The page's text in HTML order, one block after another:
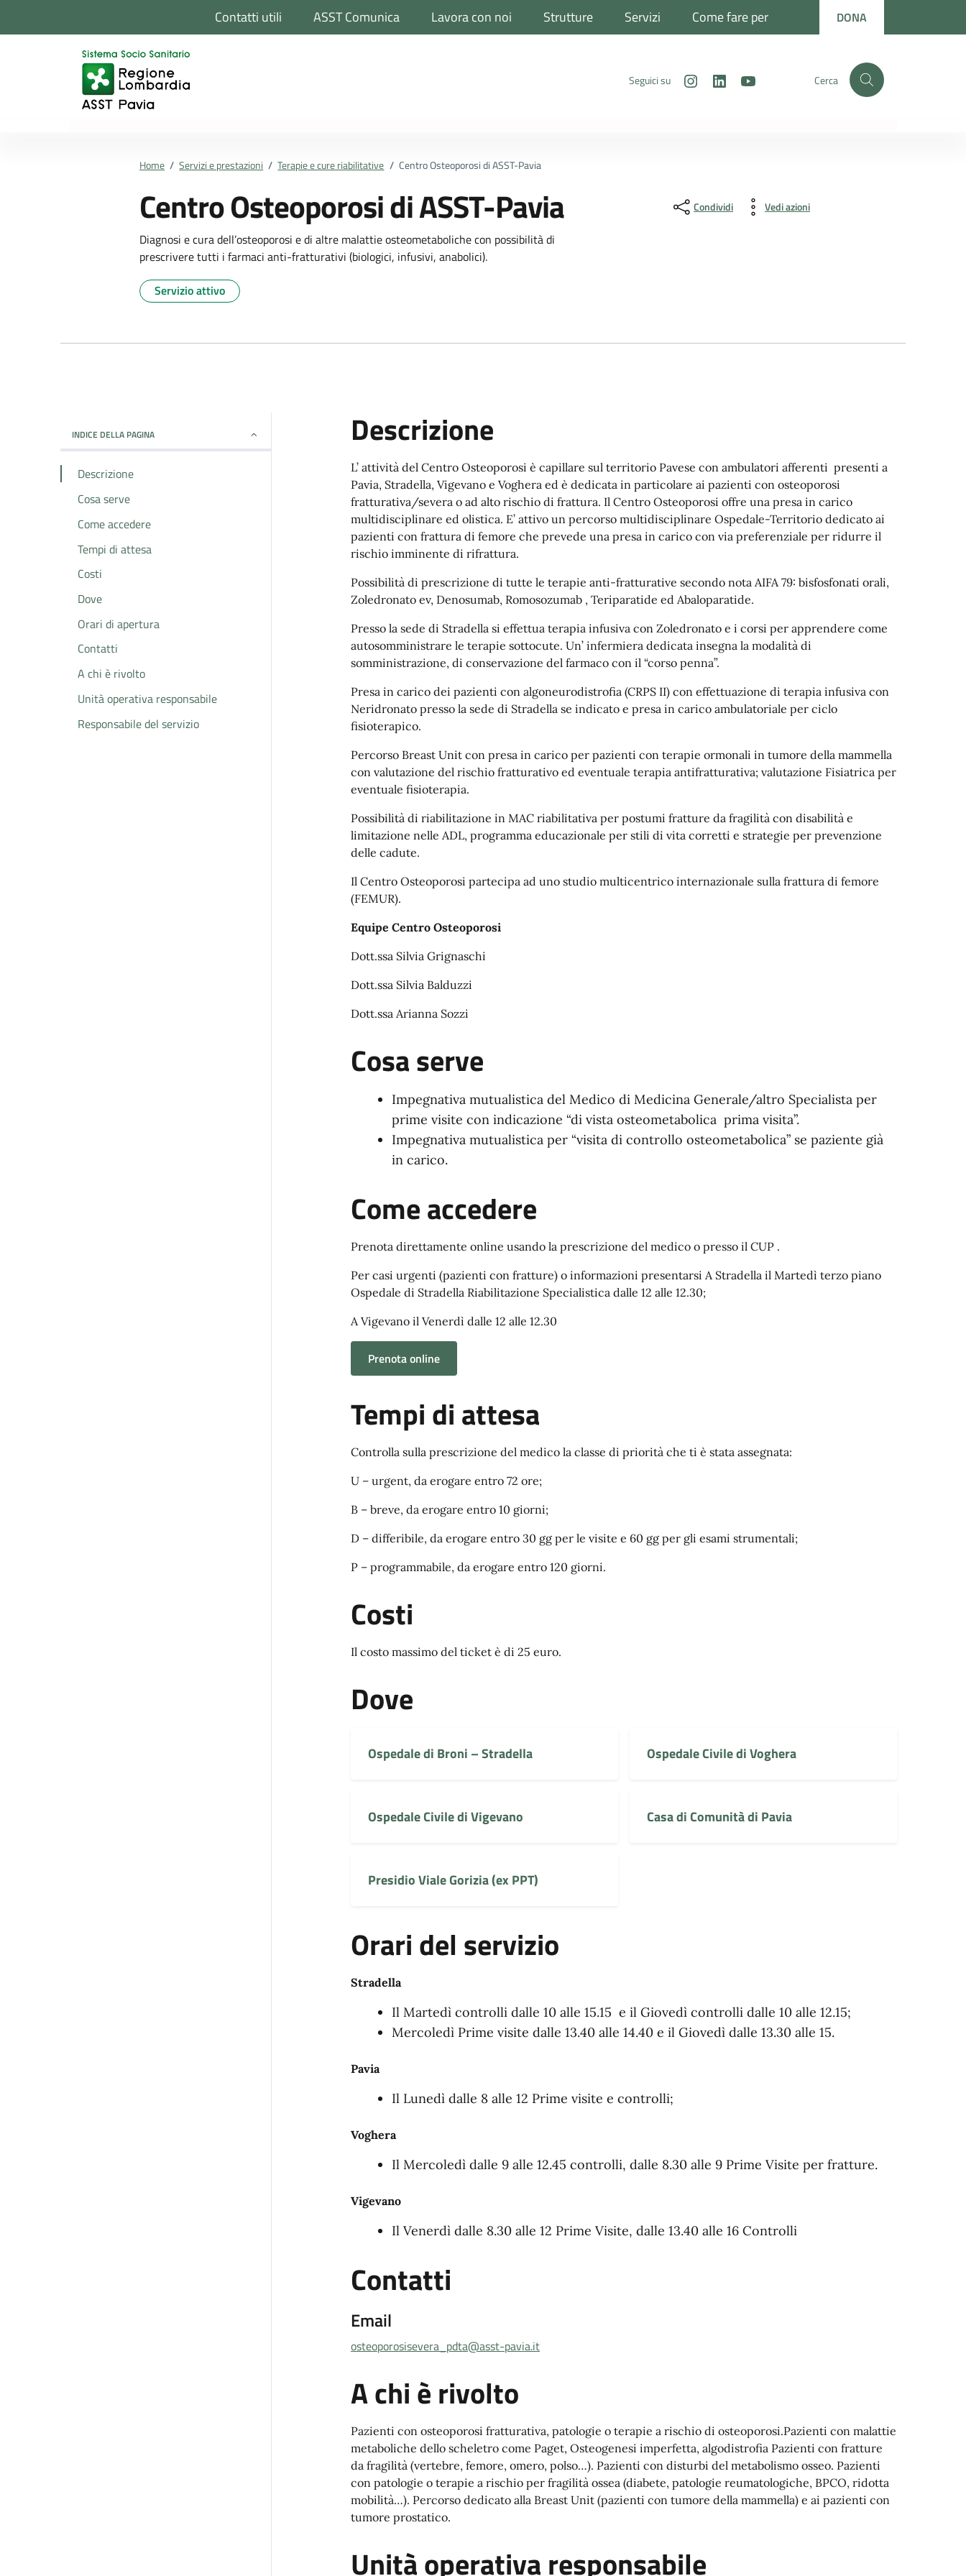
Contatti utili ASST Comunica Lavora con noi Strutture Servizi Come fare per DONA
Seguici su Instagram
LinkedIn Cerca
Home / Servizi e prestazioni / Terapie e cure riabilitative / Centro Osteoporosi di ASST-Pavia
Centro Osteoporosi di ASST-Pavia
Diagnosi e cura dell’osteoporosi e di altre malattie osteometaboliche con possibilità di
prescrivere tutti i farmaci anti-fratturativi (biologici, infusivi, anabolici).
Servizio attivo
Condividi Vedi azioni
INDICE DELLA PAGINA
Descrizione
Cosa serve
Come accedere
Tempi di attesa
Costi
Dove
Orari di apertura
Contatti
A chi è rivolto
Unità operativa responsabile
Responsabile del servizio
Descrizione
L’ attività del Centro Osteoporosi è capillare sul territorio Pavese con ambulatori afferenti presenti a
Pavia, Stradella, Vigevano e Voghera ed è dedicata in particolare ai pazienti con osteoporosi
fratturativa/severa o ad alto rischio di frattura. Il Centro Osteoporosi offre una presa in carico
multidisciplinare ed olistica. E’ attivo un percorso multidisciplinare Ospedale-Territorio dedicato ai
pazienti con frattura di femore che prevede una presa in carico con via preferenziale per ridurre il
rischio imminente di rifrattura.
Possibilità di prescrizione di tutte le terapie anti-fratturative secondo nota AIFA 79: bisfosfonati orali,
Zoledronato ev, Denosumab, Romosozumab , Teriparatide ed Abaloparatide.
Presso la sede di Stradella si effettua terapia infusiva con Zoledronato e i corsi per apprendere come
autosomministrare le terapie sottocute. Un’ infermiera dedicata insegna la modalità di
somministrazione, di conservazione del farmaco con il “corso penna”.
Presa in carico dei pazienti con algoneurodistrofia (CRPS II) con effettuazione di terapia infusiva con
Neridronato presso la sede di Stradella se indicato e presa in carico ambulatoriale per ciclo
fisioterapico.
Percorso Breast Unit con presa in carico per pazienti con terapie ormonali in tumore della mammella
con valutazione del rischio fratturativo ed eventuale terapia antifratturativa; valutazione Fisiatrica per
eventuale fisioterapia.
Possibilità di riabilitazione in MAC riabilitativa per postumi fratture da fragilità con disabilità e
limitazione nelle ADL, programma educazionale per stili di vita corretti e strategie per prevenzione
delle cadute.
Il Centro Osteoporosi partecipa ad uno studio multicentrico internazionale sulla frattura di femore
(FEMUR).
Equipe Centro Osteoporosi
Dott.ssa Silvia Grignaschi
Dott.ssa Silvia Balduzzi
Dott.ssa Arianna Sozzi
Cosa serve
Impegnativa mutualistica del Medico di Medicina Generale/altro Specialista per
prime visite con indicazione “di vista osteometabolica prima visita”.
Impegnativa mutualistica per “visita di controllo osteometabolica” se paziente già
in carico.
Come accedere
Prenota direttamente online usando la prescrizione del medico o presso il CUP .
Per casi urgenti (pazienti con fratture) o informazioni presentarsi A Stradella il Martedì terzo piano
Ospedale di Stradella Riabilitazione Specialistica dalle 12 alle 12.30;
A Vigevano il Venerdì dalle 12 alle 12.30
Prenota online
Tempi di attesa
Controlla sulla prescrizione del medico la classe di priorità che ti è stata assegnata:
U – urgent, da erogare entro 72 ore;
B – breve, da erogare entro 10 giorni;
D – differibile, da erogare entro 30 gg per le visite e 60 gg per gli esami strumentali;
P – programmabile, da erogare entro 120 giorni.
Costi
Il costo massimo del ticket è di 25 euro.
Dove
Ospedale di Broni – Stradella Ospedale Civile di Voghera
Ospedale Civile di Vigevano Casa di Comunità di Pavia
Presidio Viale Gorizia (ex PPT)
Orari del servizio
Stradella
Il Martedì controlli dalle 10 alle 15.15 e il Giovedì controlli dalle 10 alle 12.15;
Mercoledì Prime visite dalle 13.40 alle 14.40 e il Giovedì dalle 13.30 alle 15.
Pavia
Il Lunedì dalle 8 alle 12 Prime visite e controlli;
Voghera
Il Mercoledì dalle 9 alle 12.45 controlli, dalle 8.30 alle 9 Prime Visite per fratture.
Vigevano
Il Venerdì dalle 8.30 alle 12 Prime Visite, dalle 13.40 alle 16 Controlli
Contatti
Email
osteoporosisevera_pdta@asst-pavia.it
A chi è rivolto
Pazienti con osteoporosi fratturativa, patologie o terapie a rischio di osteoporosi.Pazienti con malattie
metaboliche dello scheletro come Paget, Osteogenesi imperfetta, algodistrofia Pazienti con fratture
da fragilità (vertebre, femore, omero, polso…). Pazienti con disturbi del metabolismo osseo. Pazienti
con patologie o terapie a rischio per fragilità ossea (diabete, patologie reumatologiche, BPCO, ridotta
mobilità…). Percorso dedicato alla Breast Unit (pazienti con tumore della mammella) e ai pazienti con
tumore prostatico.
Unità operativa responsabile